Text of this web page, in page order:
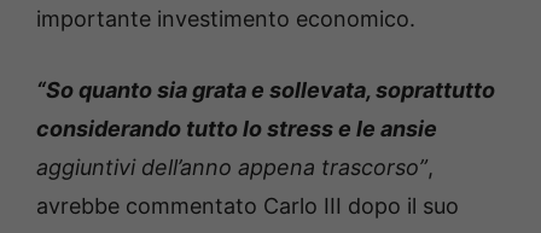
importante investimento economico.
“So quanto sia grata e sollevata, soprattutto
considerando tutto lo stress e le ansie
aggiuntivi dell’anno appena trascorso”,
avrebbe commentato Carlo III dopo il suo